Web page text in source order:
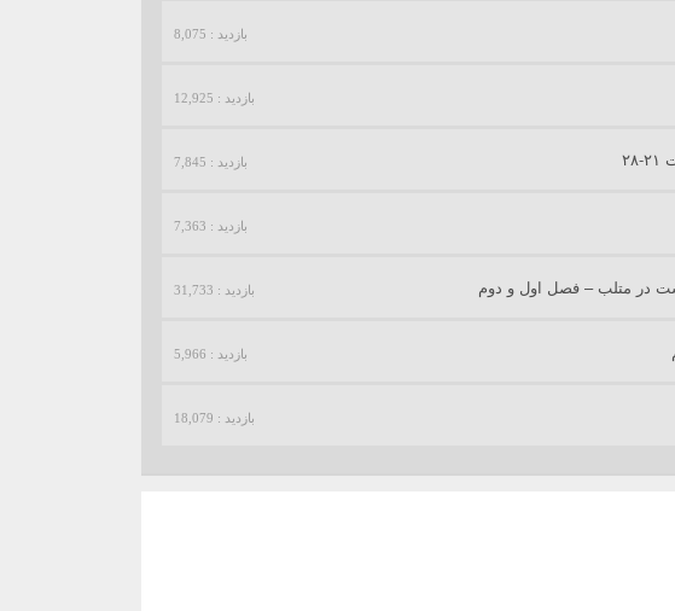
بازدید : 8,075
بازدید : 12,925
بازدید : 7,845
بازدید : 7,363
در متلب – فصل اول و دوم بازدید : 31,733
بازدید : 5,966
بازدید : 18,079